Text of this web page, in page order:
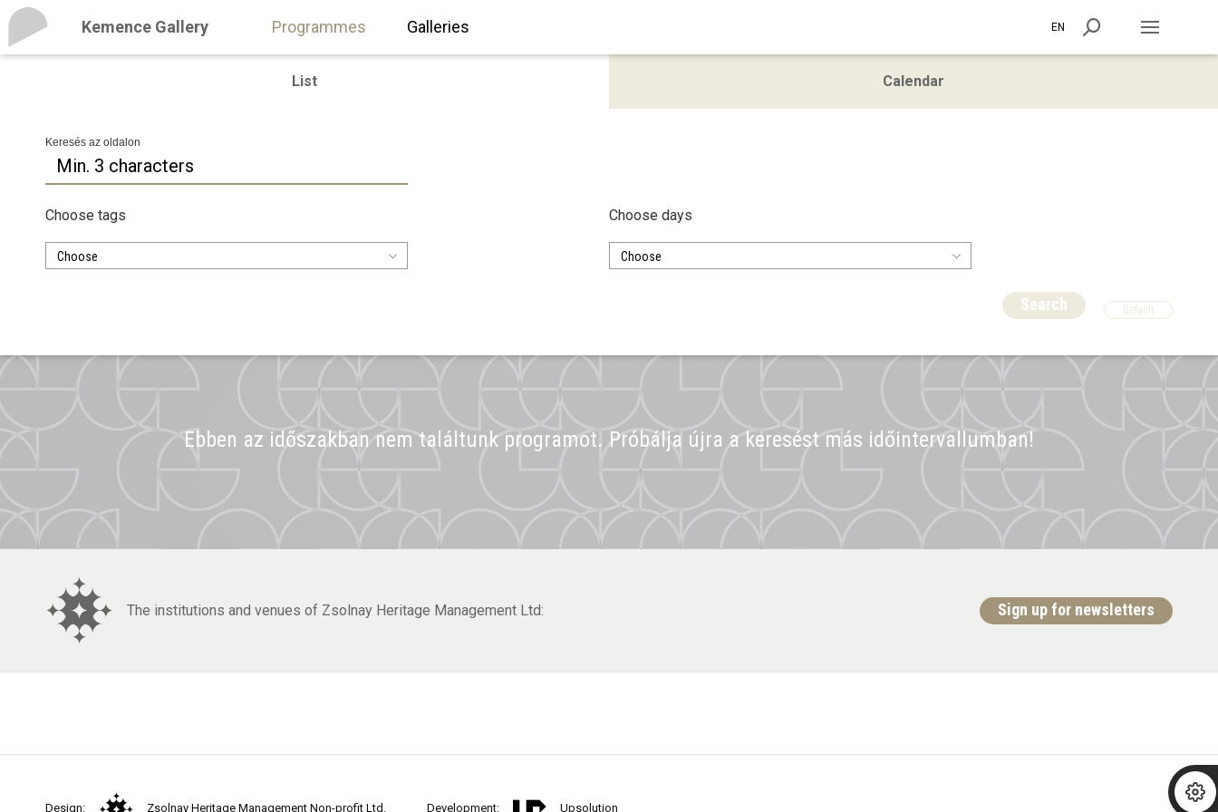
Kemence Gallery Programmes Galleries EN
List Calendar
Keresés az oldalon
Choose tags Choose days
Choose
Search Default
Ebben az időszakban nem találtunk programot. Próbálja újra a keresést más időintervallumban!
Sign up for newsletters
The institutions and venues of Zsolnay Heritage Management Ltd:
Design: Zsolnay Heritage Management Non-profit Ltd. Development: Upsolution